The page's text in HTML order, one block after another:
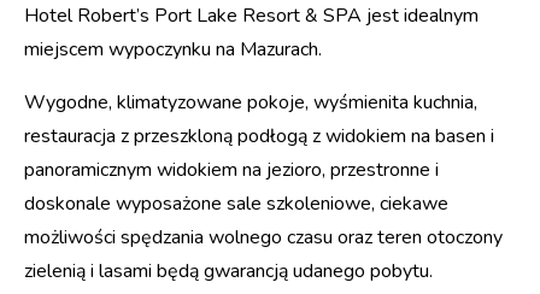
Hotel Robert’s Port Lake Resort & SPA jest idealnym
miejscem wypoczynku na Mazurach.
Wygodne, klimatyzowane pokoje, wyśmienita kuchnia,
restauracja z przeszkloną podłogą z widokiem na basen i
panoramicznym widokiem na jezioro, przestronne i
doskonale wyposażone sale szkoleniowe, ciekawe
możliwości spędzania wolnego czasu oraz teren otoczony
zielenią i lasami będą gwarancją udanego pobytu.